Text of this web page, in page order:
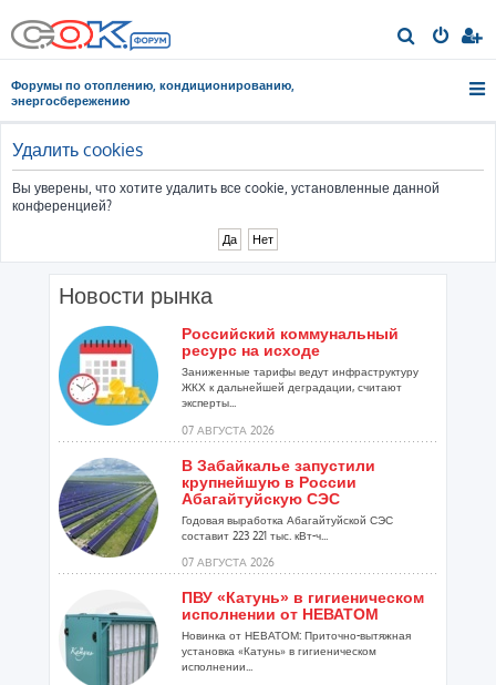
о
Форумы по отоплению, кондиционированию,
энергосбережению
Удалить cookies
Вы уверены, что хотите удалить все cookie, установленные данной
конференцией?
Новости рынка
Российский коммунальный
ресурс на исходе
Заниженные тарифы ведут инфраструктуру
ЖКХ к дальнейшей деградации, считают
эксперты...
07 АВГУСТА 2026
В Забайкалье запустили
крупнейшую в России
Абагайтуйскую СЭС
Годовая выработка Абагайтуйской СЭС
составит 223 221 тыс. кВт-ч...
07 АВГУСТА 2026
ПВУ «Катунь» в гигиеническом
исполнении от НЕВАТОМ
Новинка от НЕВАТОМ: Приточно-вытяжная
установка «Катунь» в гигиеническом
исполнении...